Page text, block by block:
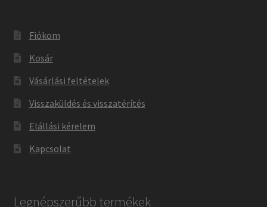
Fiókom
Kosár
Vásárlási feltételek
Visszaküldés és visszatérítés
Elállási kérelem
Kapcsolat
Legnépszerűbb termékek